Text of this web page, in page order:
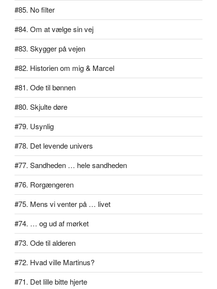
#85. No filter
#84. Om at vælge sin vej
#83. Skygger på vejen
#82. Historien om mig & Marcel
#81. Ode til bønnen
#80. Skjulte døre
#79. Usynlig
#78. Det levende univers
#77. Sandheden … hele sandheden
#76. Rorgængeren
#75. Mens vi venter på … livet
#74. … og ud af mørket
#73. Ode til alderen
#72. Hvad ville Martinus?
#71. Det lille bitte hjerte